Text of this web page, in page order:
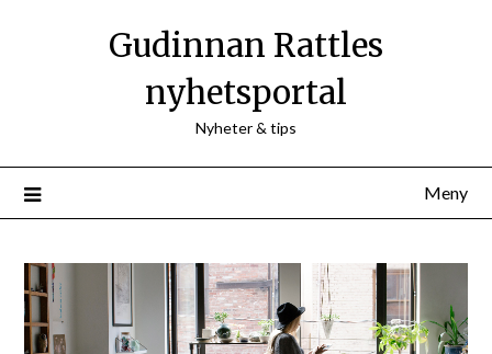
Gudinnan Rattles
nyhetsportal
Nyheter & tips
Meny